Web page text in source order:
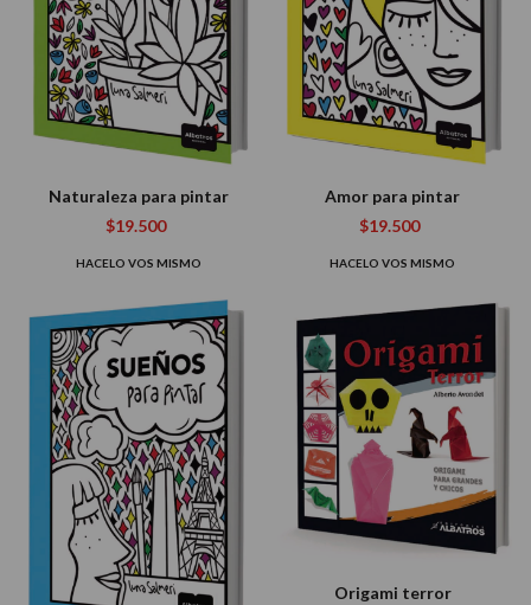
Naturaleza para pintar
$19.500
HACELO VOS MISMO
Amor para pintar
$19.500
HACELO VOS MISMO
Origami terror